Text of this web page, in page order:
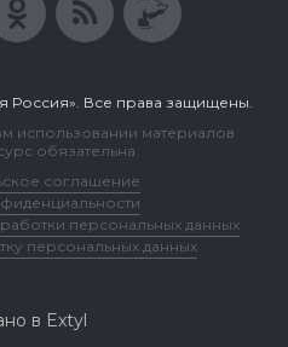
Россия». Все права защищены.
использовании материалов
обязательна.
соглашение
персональных данных
персональных данных
в Extyl